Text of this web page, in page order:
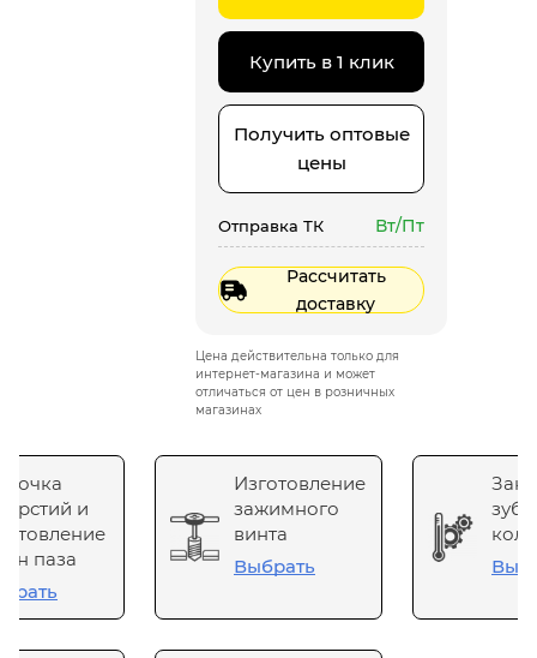
Купить в 1 клик
Получить оптовые
цены
Отправка ТК Вт/Пт
Рассчитать
доставку
Цена действительна только для
интернет-магазина и может
отличаться от цен в розничных
магазинах
и
паза
Изготовление
зажимного
винта
Выбрать